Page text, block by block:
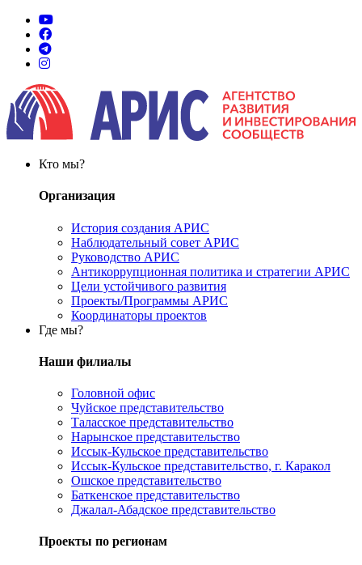
Кто мы?
Организация
История создания АРИС
Наблюдательный совет АРИС
Руководство АРИС
Антикоррупционная политика и стратегии АРИС
Цели устойчивого развития
Проекты/Программы АРИС
Координаторы проектов
Где мы?
Наши филиалы
Головной офис
Чуйское представительство
Таласское представительство
Нарынское представительство
Иссык-Кульское представительство
Иссык-Кульское представительство, г. Каракол
Ошское представительство
Баткенское представительство
Джалал-Абадское представительство
Проекты по регионам